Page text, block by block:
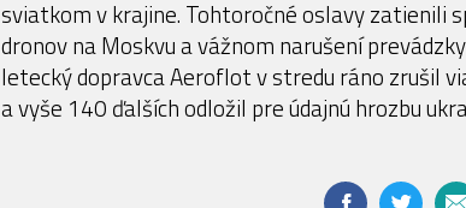
sviatkom v krajine. Tohtoročné oslavy zatienili
dronov na Moskvu a vážnom narušení
letecký dopravca Aeroflot v stredu ráno zrušil
a vyše 140 ďalších odložil pre údajnú hrozbu